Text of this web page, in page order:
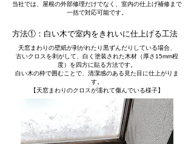
当社では、屋根の外部修理だけでなく、室内の仕上げ補修まで
一括で対応可能です。
方法①：白い木で室内をきれいに仕上げる工法
天窓まわりの壁紙が剥がれたり黒ずんだりしている場合、
古いクロスを剥がして、白く塗装された木材（厚さ15mm程
度）を四方に貼る方法です。
白い木の枠で囲むことで、清潔感のある見た目に仕上がりま
す。
【天窓まわりのクロスが濡れて傷んでいる様子】